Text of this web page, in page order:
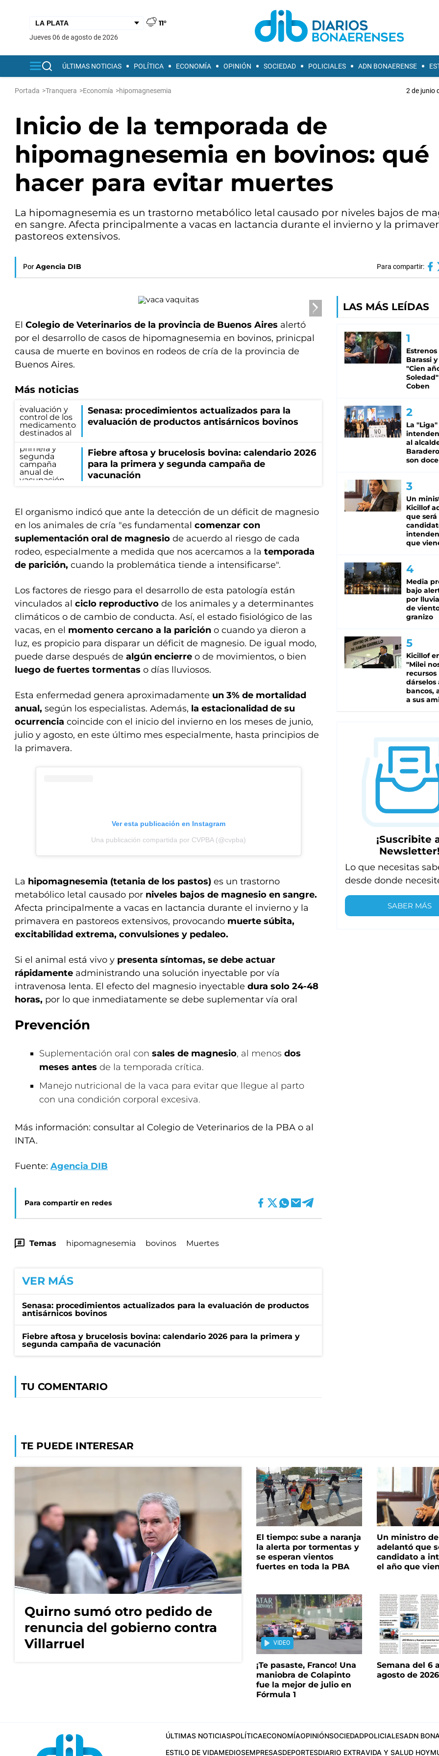
11°
jueves 06 de agosto de 2026
ÚLTIMAS NOTICIAS POLÍTICA ECONOMÍA OPINIÓN SOCIEDAD POLICIALES ADN BONAERENSE
Portada >Tranquera >Economía >hipomagnesemia 2 de junio
Inicio de la temporada de
hipomagnesemia en bovinos: qué
hacer para evitar muertes
La hipomagnesemia es un trastorno metabólico letal causado por niveles bajos de
en sangre. Afecta principalmente a vacas en lactancia durante el invierno y la
pastoreos extensivos.
Por Agencia DIB Para compartir:
El Colegio de Veterinarios de la provincia de Buenos Aires alertó
por el desarrollo de casos de hipomagnesemia en bovinos, prinicpal
causa de muerte en bovinos en rodeos de cría de la provincia de
Buenos Aires.
Más noticias
Senasa: procedimientos actualizados para la
evaluación de productos antisárnicos bovinos
Fiebre aftosa y brucelosis bovina: calendario 2026
para la primera y segunda campaña de
vacunación
El organismo indicó que ante la detección de un déficit de magnesio
en los animales de cría "es fundamental comenzar con
suplementación oral de magnesio de acuerdo al riesgo de cada
rodeo, especialmente a medida que nos acercamos a la temporada
de parición, cuando la problemática tiende a intensificarse".
Los factores de riesgo para el desarrollo de esta patología están
vinculados al ciclo reproductivo de los animales y a determinantes
climáticos o de cambio de conducta. Así, el estado fisiológico de las
vacas, en el momento cercano a la parición o cuando ya dieron a
luz, es propicio para disparar un déficit de magnesio. De igual modo,
puede darse después de algún encierre o de movimientos, o bien
luego de fuertes tormentas o días lluviosos.
Esta enfermedad genera aproximadamente un 3% de mortalidad
anual, según los especialistas. Además, la estacionalidad de su
ocurrencia coincide con el inicio del invierno en los meses de junio,
julio y agosto, en este último mes especialmente, hasta principios de
la primavera.
Ver esta publicación en Instagram
Una publicación compartida por CVPBA (@cvpba)
La hipomagnesemia (tetania de los pastos) es un trastorno
metabólico letal causado por niveles bajos de magnesio en sangre.
Afecta principalmente a vacas en lactancia durante el invierno y la
primavera en pastoreos extensivos, provocando muerte súbita,
excitabilidad extrema, convulsiones y pedaleo.
Si el animal está vivo y presenta síntomas, se debe actuar
rápidamente administrando una solución inyectable por vía
intravenosa lenta. El efecto del magnesio inyectable dura solo 24-48
horas, por lo que inmediatamente se debe suplementar vía oral
Prevención
Suplementación oral con sales de magnesio, al menos dos
meses antes de la temporada crítica.
Manejo nutricional de la vaca para evitar que llegue al parto
con una condición corporal excesiva.
Más información: consultar al Colegio de Veterinarios de la PBA o al
INTA.
Fuente: Agencia DIB
Para compartir en redes
Temas hipomagnesemia bovinos Muertes
VER MÁS
Senasa: procedimientos actualizados para la evaluación de productos
antisárnicos bovinos
Fiebre aftosa y brucelosis bovina: calendario 2026 para la primera y
segunda campaña de vacunación
TU COMENTARIO
LAS MÁS LEÍDAS
Barassi
"Cien
Coben
La
al
son doce
Un
Kicillof
que será
que
Media
bajo
por
de
granizo
Kicillof
"Milei
recursos
dárselos
bancos,
a sus
¡Suscribite
Lo que necesitas
desde donde
SABER MÁS
TE PUEDE INTERESAR
Quirno sumó otro pedido de
renuncia del gobierno contra
Villarruel
El tiempo: sube a naranja
la alerta por tormentas y
se esperan vientos
fuertes en toda la PBA
Un ministro
adelantó que
candidato a
el año que
VIDEO
¡Te pasaste, Franco! Una
maniobra de Colapinto
fue la mejor de julio en
Fórmula 1
Semana del 6
agosto de 2026
ÚLTIMAS NOTICIASPOLÍTICAECONOMÍAOPINIÓNSOCIEDADPOLICIALESADN
ESTILO DE VIDAMEDIOSEMPRESASDEPORTESDIARIO EXTRAVIDA Y SALUD HOY